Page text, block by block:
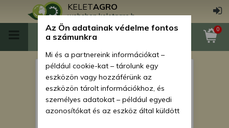
KELETAGRO
webshop.keletagro.hu
0
Force 108 eco feszültségmérő
óra
Az Ön adatainak védelme fontos
a számunkra
Mi és a partnereink információkat –
például cookie-kat – tárolunk egy
eszközön vagy hozzáférünk az
eszközön tárolt információkhoz, és
személyes adatokat – például egyedi
azonosítókat és az eszköz által küldött